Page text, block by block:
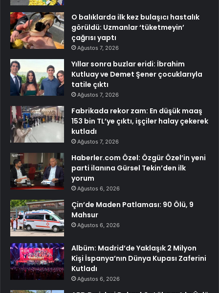
O balıklarda ilk kez bulaşıcı hastalık
görüldü: Uzmanlar ‘tüketmeyin’
çağrısı yaptı
Ağustos 7, 2026
Yıllar sonra buzlar eridi: İbrahim
Kutluay ve Demet Şener çocuklarıyla
tatile çıktı
Ağustos 7, 2026
Fabrikada rekor zam: En düşük maaş
153 bin TL’ye çıktı, işçiler halay çekerek
kutladı
Ağustos 7, 2026
Haberler.com Özel: Özgür Özel’in yeni
parti ilanına Gürsel Tekin’den ilk
yorum
Ağustos 6, 2026
Çin’de Maden Patlaması: 90 Ölü, 9
Mahsur
Ağustos 6, 2026
Albüm: Madrid’de Yaklaşık 2 Milyon
Kişi İspanya’nın Dünya Kupası Zaferini
Kutladı
Ağustos 6, 2026